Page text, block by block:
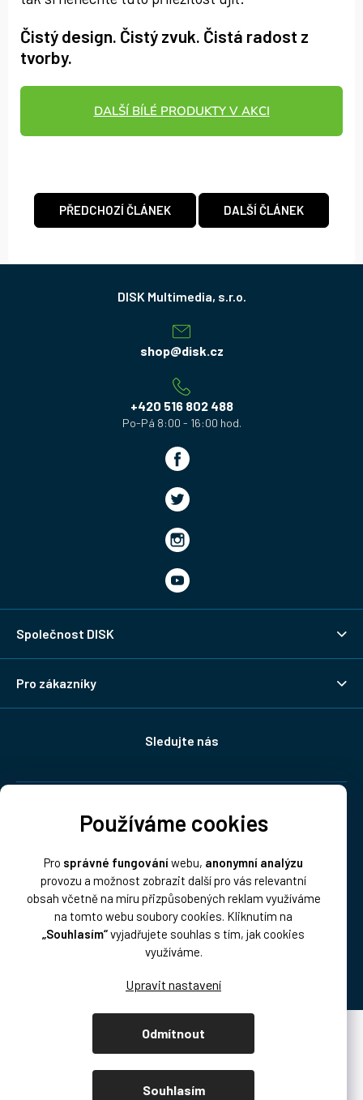
Používáme cookies
Pro správné fungováníwebu, anonymní analýzu
provozu a možnost zobrazit další pro vás relevantní
obsah včetně na míru přizpůsobených reklam využíváme
na tomto webu soubory cookies. Kliknutím na
„Souhlasím“vyjadřujete souhlas s tím, jak cookies
využíváme.
Odmítnout
Souhlasím
Čistý design. Čistý zvuk. Čistá radost z
tvorby.
DALŠÍ BÍLÉ PRODUKTY V AKCI
PŘEDCHOZÍ ČLÁNEK DALŠÍ ČLÁNEK
shop@disk.cz
+420 516 802 488
Společnost DISK
Pro zákazníky
Sledujte nás
Platba:
Upravit nastavení cookies